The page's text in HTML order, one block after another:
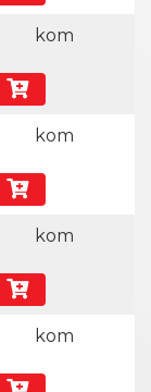
kom
kom
kom
kom